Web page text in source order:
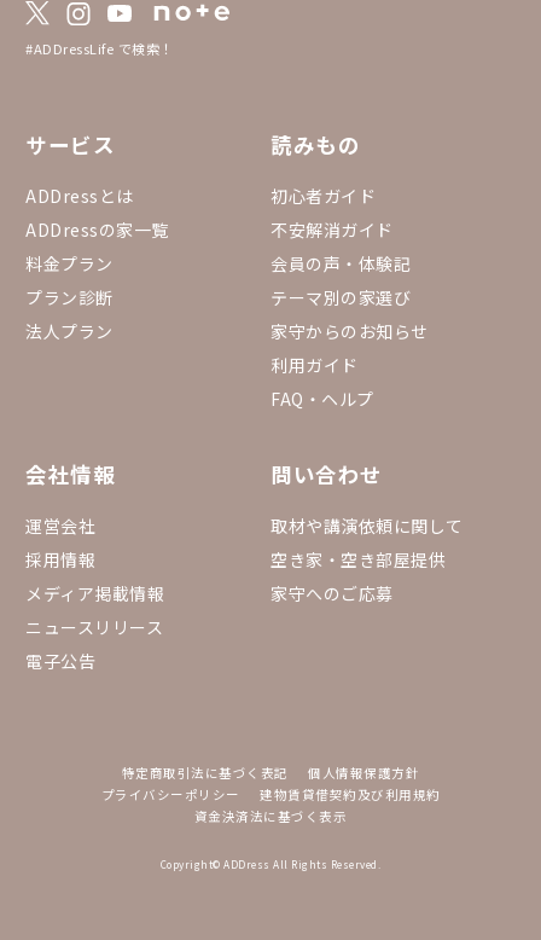
#ADDressLife で検索！
サービス
ADDressとは
ADDressの家一覧
料金プラン
プラン診断
法人プラン
読みもの
初心者ガイド
不安解消ガイド
会員の声・体験記
テーマ別の家選び
家守からのお知らせ
利用ガイド
FAQ・ヘルプ
会社情報
運営会社
採用情報
メディア掲載情報
ニュースリリース
電子公告
問い合わせ
取材や講演依頼に関して
空き家・空き部屋提供
家守へのご応募
特定商取引法に基づく表記
個人情報保護方針
プライバシーポリシー
建物賃貸借契約及び利用規約
資金決済法に基づく表示
Copyright© ADDress All Rights Reserved.